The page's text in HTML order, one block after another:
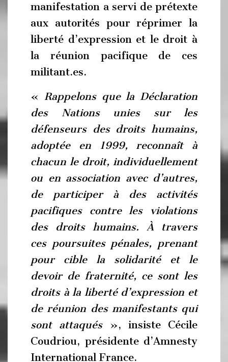
manifestation a servi de prétexte
aux autorités pour réprimer la
liberté d’expression et le droit à
la réunion pacifique de ces
militant.es.
« Rappelons que la Déclaration
des Nations unies sur les
défenseurs des droits humains,
adoptée en 1999, reconnaît à
chacun le droit, individuellement
ou en association avec d’autres,
de participer à des activités
pacifiques contre les violations
des droits humains. À travers
ces poursuites pénales, prenant
pour cible la solidarité et le
devoir de fraternité, ce sont les
droits à la liberté d’expression et
de réunion des manifestants qui
sont attaqués», insiste Cécile
Coudriou, présidente d’Amnesty
International France.